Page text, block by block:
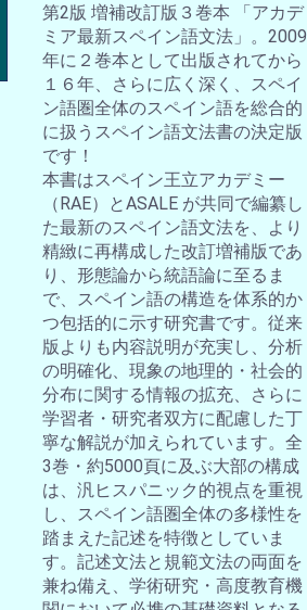
第2版 増補改訂版３巻本 「アカデ
ミア最新スペイン語文法」。2009
年に２巻本として出版されてから
１６年、さらに広く深く、スペイ
ン語圏全体のスペイン語を総合的
に扱うスペイン語文法書の決定版
です！
本書はスペイン王立アカデミー
（RAE）とASALE が共同で編纂し
た最新のスペイン語文法を、より
精緻に再構成した改訂増補版であ
り、形態論から統語論に至るま
で、スペイン語の構造を体系的か
つ包括的に示す研究書です。従来
版よりも内容説明が充実し、分析
の明確化、現象の地理的・社会的
分布に関する情報の拡充、さらに
学習者・研究者双方に配慮した丁
寧な解説が加えられています。全
3巻・約5000頁に及ぶ大部の構成
は、汎ヒスパニック的視点を重視
し、スペイン語圏全体の多様性を
踏まえた記述を特徴としていま
す。記述文法と規範文法の両面を
兼ね備え、学術研究・高度教育機